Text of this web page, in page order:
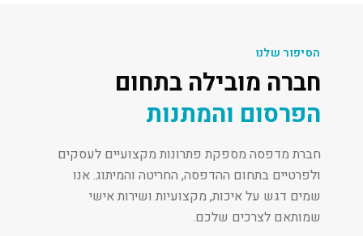
הסיפור שלנו
חברה מובילה בתחום
הפרסום והמתנות
חברת מדפסה מספקת פתרונות מקצועיים לעסקים
ולפרטיים בתחום ההדפסה, החריטה והמיתוג. אנו
שמים דגש על איכות, מקצועיות ושירות אישי
שמותאם לצרכים שלכם.